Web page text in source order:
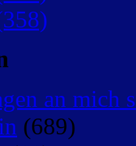
an mich
(689)